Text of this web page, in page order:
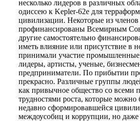
несколько лидеров в различных
одиссею к Kepler-62e для
цивилизации. Некоторые из
профинансированы Всемирным
другие самостоятельно
иметь влияние или присутствие в
принимали участие промышленные
лидеры, артисты, ученые,
предприниматели. По прибытии
прекрасно. Различные группы
как привычное общество со всеми
трудностями роста, которые
недавно сформировавшейся
междоусобиц и коррупции, но